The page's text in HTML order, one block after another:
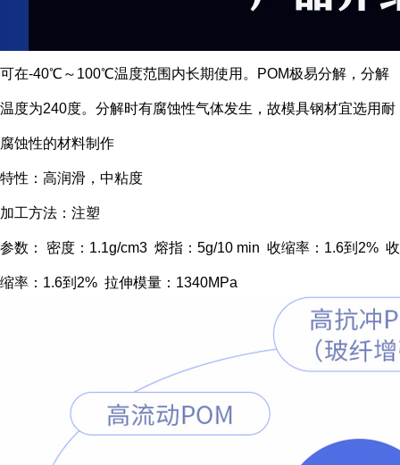
可在-40℃～100℃温度范围内长期使用。POM极易分解，分解
温度为240度。分解时有腐蚀性气体发生，故模具钢材宜选用耐
腐蚀性的材料制作
特性：高润滑，中粘度
加工方法：注塑
参数： 密度：1.1g/cm3 熔指：5g/10 min 收缩率：1.6到2% 收
缩率：1.6到2% 拉伸模量：1340MPa